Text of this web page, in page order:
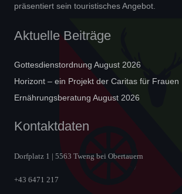
präsentiert sein touristisches Angebot.
Aktuelle Beiträge
Gottesdienstordnung August 2026
Horizont – ein Projekt der Caritas für Frauen
Ernährungsberatung August 2026
Kontaktdaten
Dorfplatz 1 | 5563 Tweng bei Obertauern
+43 6471 217